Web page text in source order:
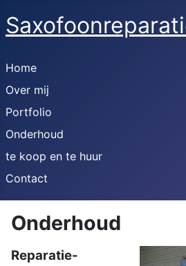
Home
Over mij
Portfolio
Onderhoud
te koop en te huur
Contact
Onderhoud
Reparatie-